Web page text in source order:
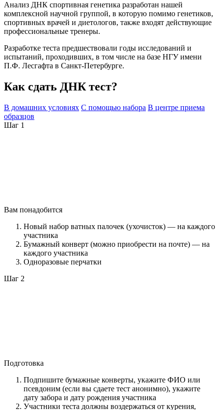
Анализ ДНК спортивная генетика разработан нашей
комплексной научной группой, в которую помимо генетиков,
спортивных врачей и диетологов, также входят действующие
профессиональные тренеры.
Разработке теста предшествовали годы исследований и
испытаний, проходивших, в том числе на базе НГУ имени
П.Ф. Лесгафта в Санкт-Петербурге.
Как сдать ДНК тест?
В домашних условиях С помощью набора В центре приема
образцов
Шаг 1
Вам понадобится
Новый набор ватных палочек (ухочисток) — на каждого
участника
Бумажный конверт (можно приобрести на почте) — на
каждого участника
Одноразовые перчатки
Шаг 2
Подготовка
Подпишите бумажные конверты, укажите ФИО или
псевдоним (если вы сдаете тест анонимно), укажите
дату забора и дату рождения участника
Участники теста должны воздержаться от курения,